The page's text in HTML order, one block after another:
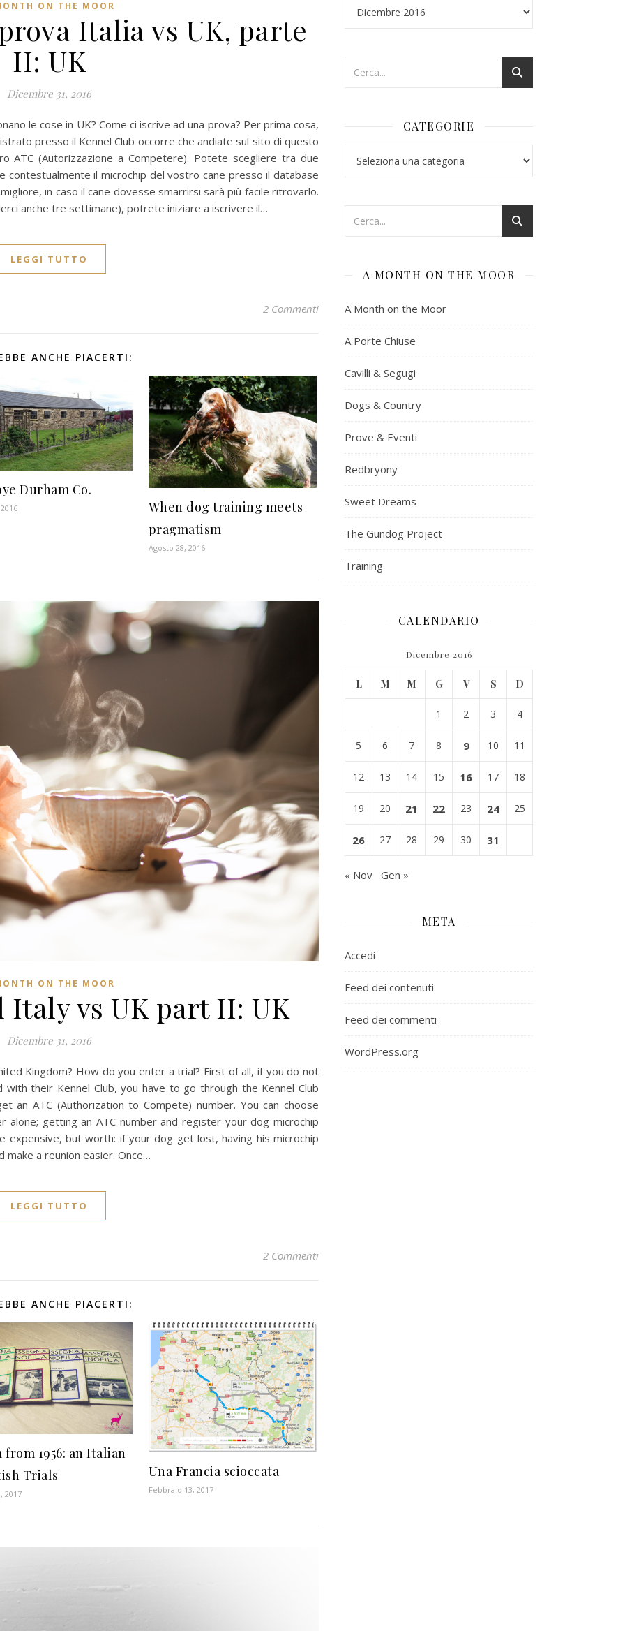
ON THE MOOR
Italia vs UK, parte
II: UK
Dicembre 31, 2016
le cose in UK? Come ci iscrive ad una prova? Per prima cosa,
presso il Kennel Club occorre che andiate sul sito di questo
ATC (Autorizzazione a Competere). Potete scegliere tra due
contestualmente il microchip del vostro cane presso il database
in caso il cane dovesse smarrirsi sarà più facile ritrovarlo.
anche tre settimane), potrete iniziare a iscrivere il…
LEGGI TUTTO
2 Commenti
ANCHE PIACERTI:
Durham Co.
When dog training meets
pragmatism
Agosto 28, 2016
ON THE MOOR
vs UK part II: UK
Dicembre 31, 2016
Kingdom? How do you enter a trial? First of all, if you do not
their Kennel Club, you have to go through the Kennel Club
an ATC (Authorization to Compete) number. You can choose
getting an ATC number and register your dog microchip
expensive, but worth: if your dog get lost, having his microchip
a reunion easier. Once…
LEGGI TUTTO
2 Commenti
ANCHE PIACERTI:
from 1956: an Italian
Trials
2017
Una Francia scioccata
Febbraio 13, 2017
CATEGORIE
A MONTH ON THE MOOR
A Month on the Moor
A Porte Chiuse
Cavilli & Segugi
Dogs & Country
Prove & Eventi
Redbryony
Sweet Dreams
The Gundog Project
Training
CALENDARIO
Dicembre 2016
L M M G V S D
1 2 3 4
5 6 7 8 9 10 11
12 13 14 15 16 17 18
19 20 21 22 23 24 25
26 27 28 29 30 31
« Nov Gen »
META
Accedi
Feed dei contenuti
Feed dei commenti
WordPress.org